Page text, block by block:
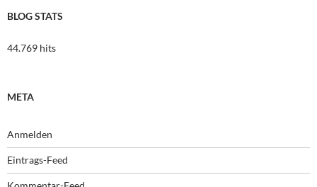
BLOG STATS
44.769 hits
META
Anmelden
Eintrags-Feed